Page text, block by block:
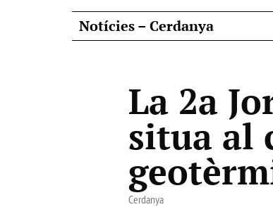
Notícies – Cerdanya
La 2a
situa al
Cerdanya